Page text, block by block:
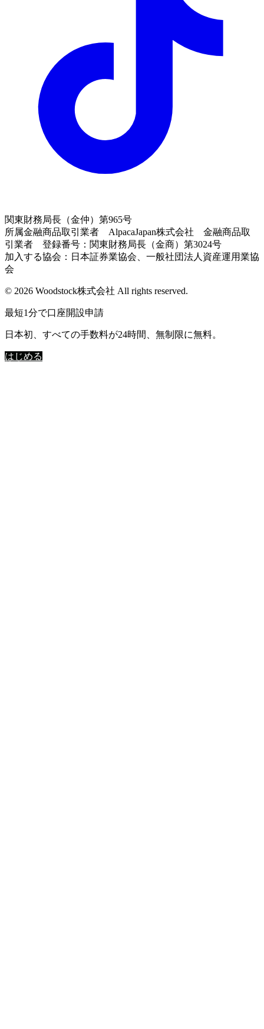
関東財務局長（金仲）第965号
所属金融商品取引業者 AlpacaJapan株式会社 金融商品取
引業者 登録番号：関東財務局長（金商）第3024号
加入する協会：日本証券業協会、一般社団法人資産運用業協
会
© 2026 Woodstock株式会社 All rights reserved.
最短1分で口座開設申請
日本初、すべての手数料が24時間、無制限に無料。
はじめる